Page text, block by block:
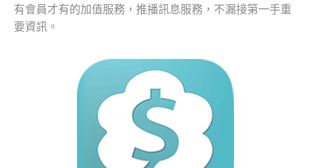
有會員才有的加值服務，推播訊息服務，不漏接第一手重
要資訊。